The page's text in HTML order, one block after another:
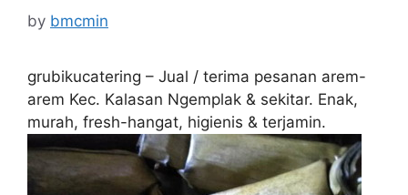
by bmcmin
grubikucatering – Jual / terima pesanan arem-
arem Kec. Kalasan Ngemplak & sekitar. Enak,
murah, fresh-hangat, higienis & terjamin.